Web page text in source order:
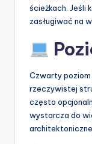
ścieżkach. Jeśli
zasługiwać na
Czwarty
rzeczywistej
często
wystarcza do